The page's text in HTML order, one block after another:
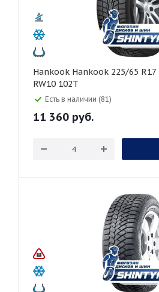
Hankook Hankook 225/65 R17 DynaPro I*Cept X
RW10 102T
Есть в наличии (81)
11 360 руб.